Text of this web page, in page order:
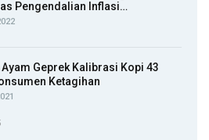
Pengendalian Inflasi…
Ayam Geprek Kalibrasi Kopi 43
Ketagihan